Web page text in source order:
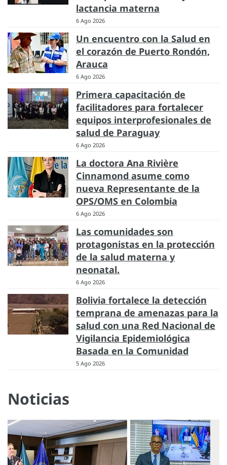
lactancia materna
6 Ago 2026
Un encuentro con la Salud en
el corazón de Puerto Rondón,
Arauca
6 Ago 2026
Primera capacitación de
facilitadores para fortalecer
equipos interprofesionales de
salud de Paraguay
6 Ago 2026
La doctora Ana Rivière
Cinnamond asume como
nueva Representante de la
OPS/OMS en Colombia
6 Ago 2026
Las comunidades son
protagonistas en la protección
de la salud materna y
neonatal.
6 Ago 2026
Bolivia fortalece la detección
temprana de amenazas para la
salud con una Red Nacional de
Vigilancia Epidemiológica
Basada en la Comunidad
5 Ago 2026
Noticias